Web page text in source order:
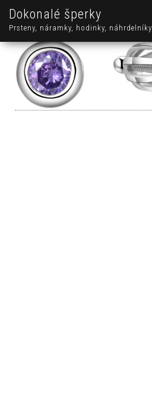
Dokonalé šperky
Prsteny, náramky, hodinky, náhrdelníky